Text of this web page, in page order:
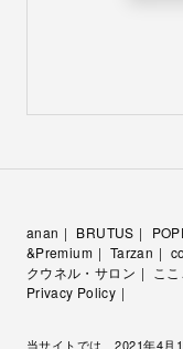
anan BRUTUS
&Premium
Tarzan
クウネル・サロン
ここ
Privacy Policy
当サイトでは、2021年4月